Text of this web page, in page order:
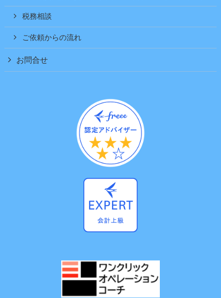
税務相談
ご依頼からの流れ
お問合せ